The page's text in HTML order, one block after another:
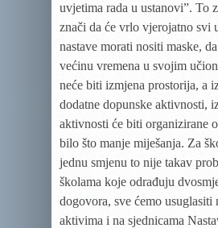
uvjetima rada u ustanovi”. To
znači da će vrlo vjerojatno svi
nastave morati nositi maske,
većinu vremena u svojim
neće biti izmjena prostorija, a
dodatne dopunske aktivnosti,
aktivnosti će biti organizirane
bilo što manje miješanja. Za
jednu smjenu to nije takav
školama koje odrađuju
dogovora, sve ćemo usuglasiti
aktivima i na sjednicama